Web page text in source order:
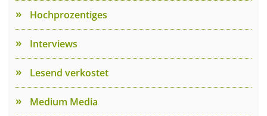
Hochprozentiges
Interviews
Lesend verkostet
Medium Media